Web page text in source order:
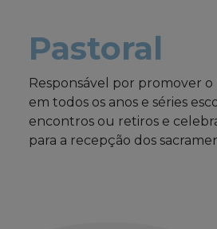
Pastoral
Responsável por promover o
em todos os anos e séries
encontros ou retiros e
para a recepção dos